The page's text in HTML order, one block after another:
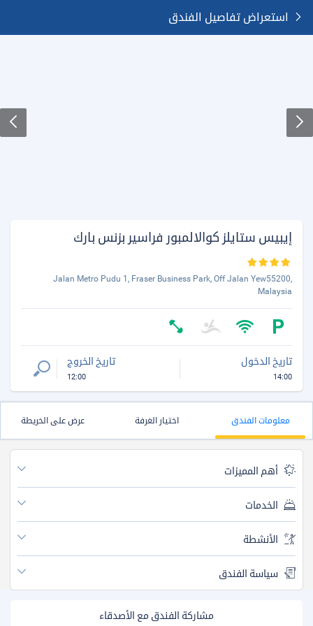
استعراض تفاصيل الفندق
إيبيس ستايلز كوالالمبور فراسير بزنس بارك
Jalan Metro Pudu 1, Fraser Business Park, Off Jalan Yew55200,
Malaysia
تاريخ الدخول
14:00
تاريخ الخروج
12:00
معلومات الفندق اختيار الغرفة عرض على الخريطة
أهم المميزات
الخدمات
الأنشطة
سياسة الفندق
مشاركة الفندق مع الأصدقاء